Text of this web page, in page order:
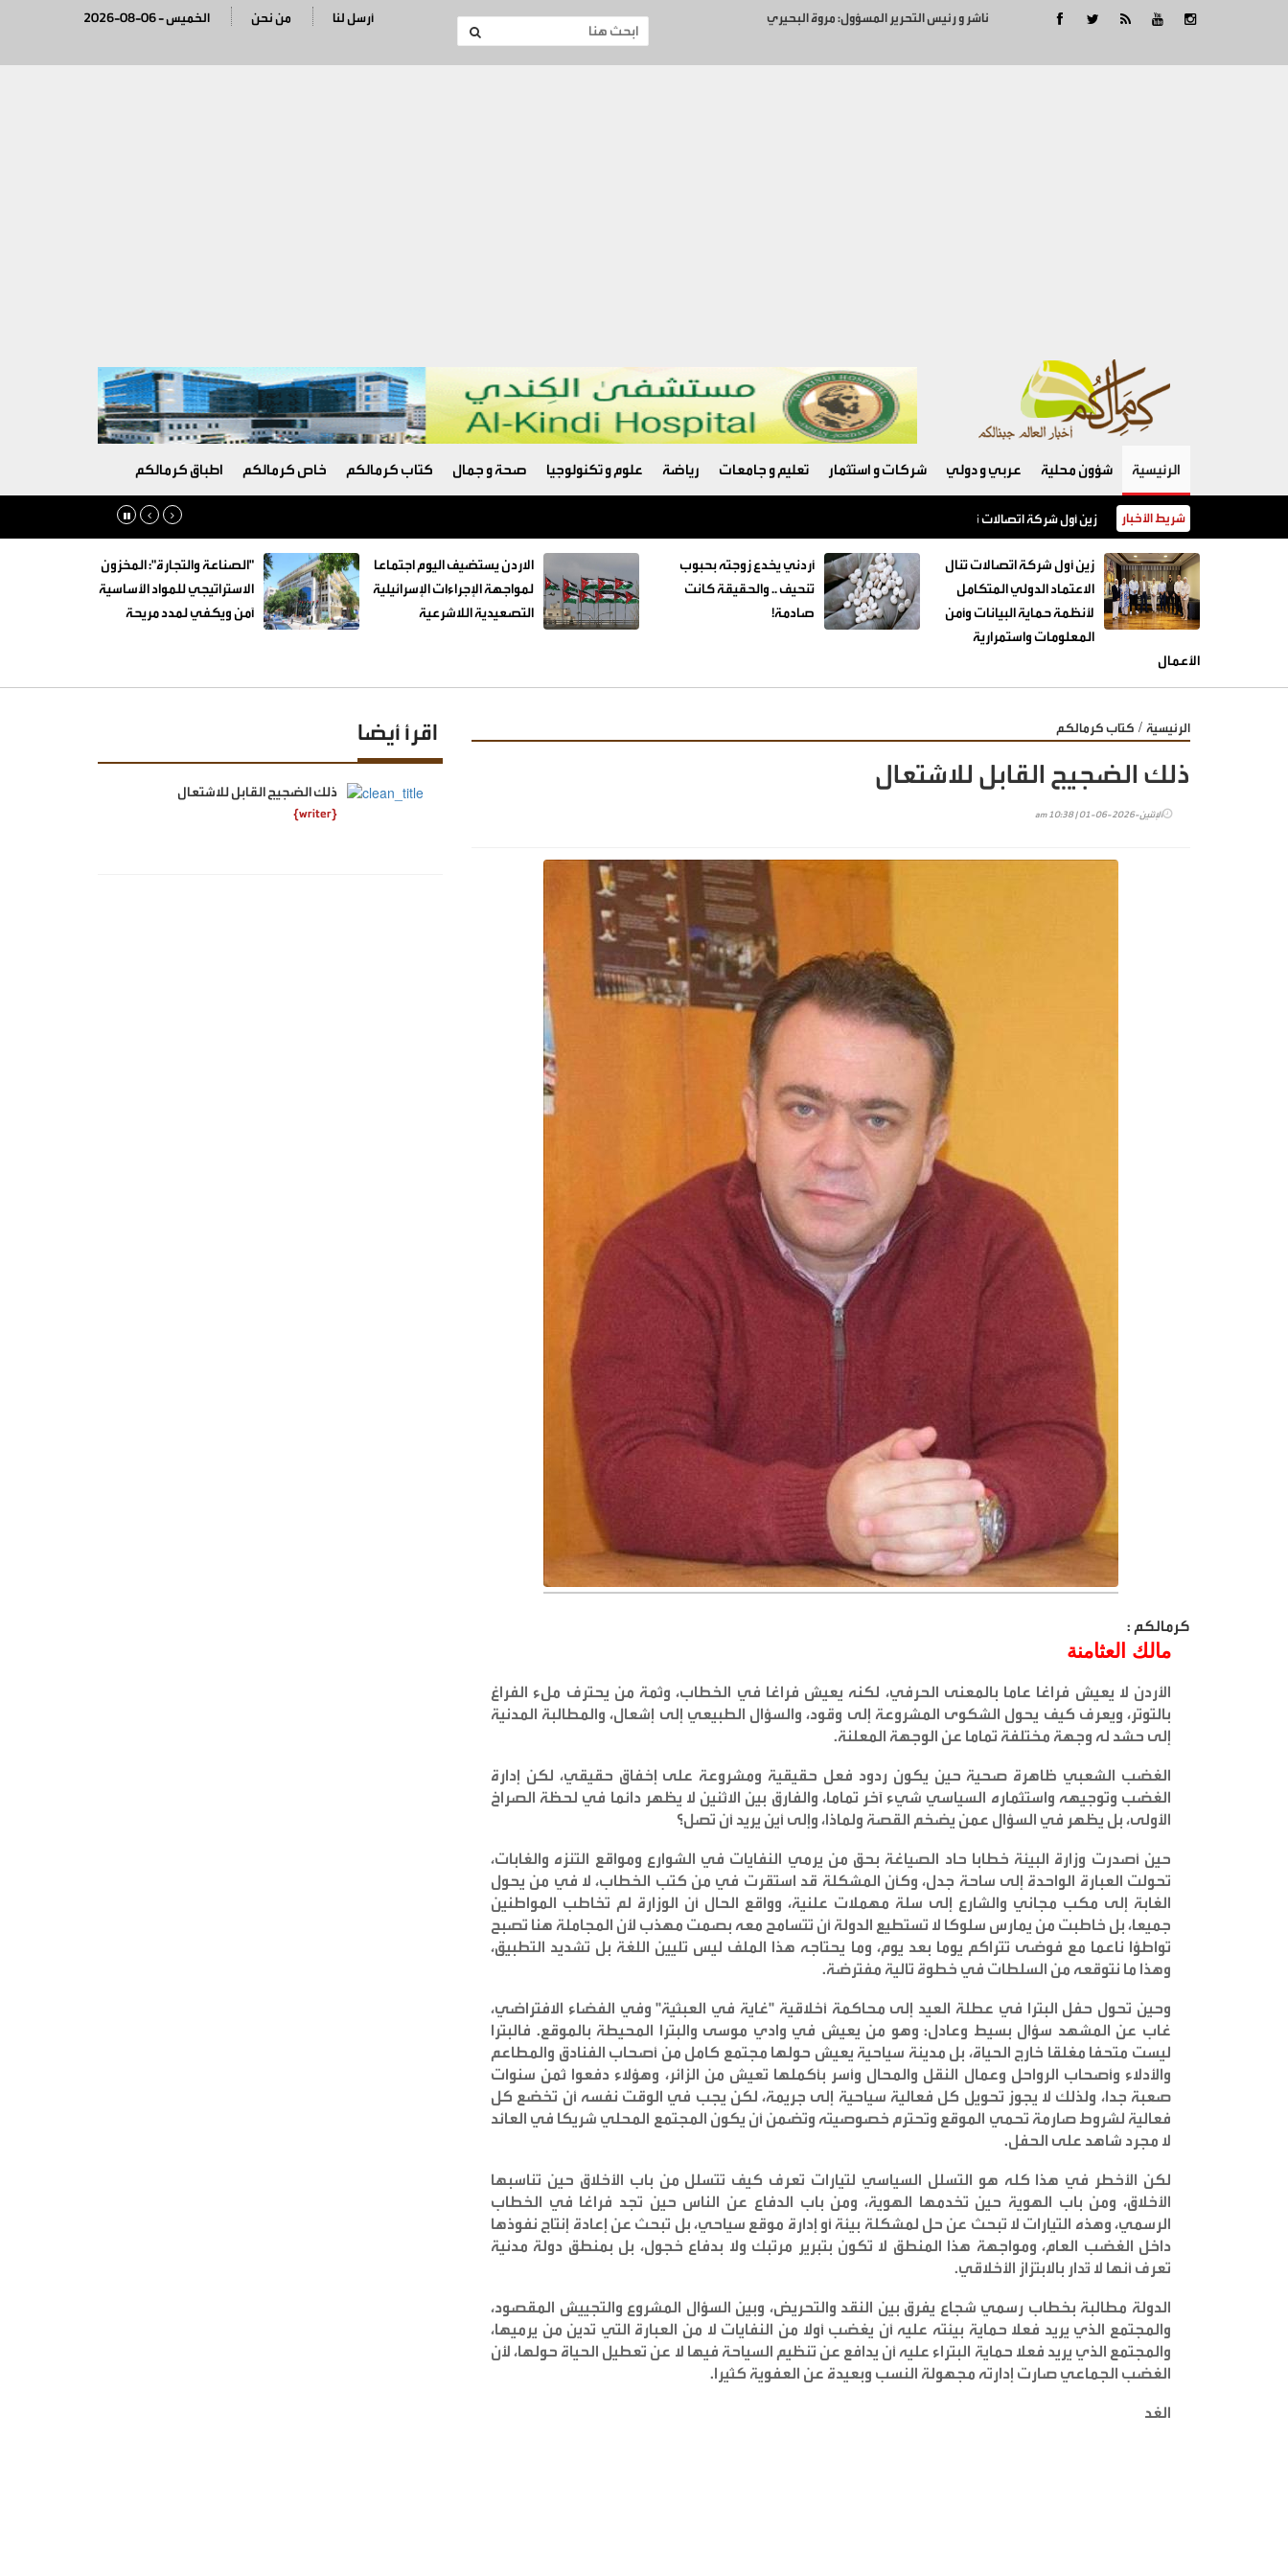
ناشر و رئيس التحرير المسؤول: مروة البحيري 2026-08-06 - الخميس من نحن أرسل لنا
الرئيسية شؤون محلية عربي و دولي شركات و استثمار تعليم و جامعات رياضة علوم و تكنولوجيا صحة و جمال كتاب كرمالكم خاص كرمالكم اطباق كرمالكم
شريط الأخبار زين أول شركة اتصالات تنال الاعتماد الدولي المتكامل لأنظمة حماية البيانات وأمن المعلومات واستمرارية الأعمال
زين أول شركة اتصالات تنال
الاعتماد الدولي المتكامل
لأنظمة حماية البيانات وأمن
المعلومات واستمرارية
الأعمال
أردني يخدع زوجته بحبوب
تنحيف .. والحقيقة كانت
صادمة!
الاردن يستضيف اليوم اجتماعا
لمواجهة الإجراءات الإسرائيلية
التصعيدية اللاشرعية
"الصناعة والتجارة": المخزون
الاستراتيجي للمواد الأساسية
آمن ويكفي لمدد مريحة
الرئيسية / كتاب كرمالكم
ذلك الضجيج القابل للاشتعال
الإثنين-2026-06-01 | 10:38 am
كرمالكم :
مالك العثامنة
الأردن لا يعيش فراغا عاما بالمعنى الحرفي، لكنه يعيش فراغا في الخطاب، وثمة من يحترف ملء الفراغ
بالتوتر، ويعرف كيف يحول الشكوى المشروعة إلى وقود، والسؤال الطبيعي إلى إشعال، والمطالبة المدنية
إلى حشد له وجهة مختلفة تماما عن الوجهة المعلنة.
الغضب الشعبي ظاهرة صحية حين يكون ردود فعل حقيقية ومشروعة على إخفاق حقيقي، لكن إدارة
الغضب وتوجيهه واستثماره السياسي شيء آخر تماما، والفارق بين الاثنين لا يظهر دائما في لحظة الصراخ
الأولى، بل يظهر في السؤال عمن يضخم القصة ولماذا، وإلى أين يريد أن تصل؟
حين أصدرت وزارة البيئة خطابا حاد الصياغة بحق من يرمي النفايات في الشوارع ومواقع التنزه والغابات،
تحولت العبارة الواحدة إلى ساحة جدل، وكأن المشكلة قد استقرت في من كتب الخطاب، لا في من يحول
الغابة إلى مكب مجاني والشارع إلى سلة مهملات علنية، وواقع الحال أن الوزارة لم تخاطب المواطنين
جميعا، بل خاطبت من يمارس سلوكا لا تستطيع الدولة أن تتسامح معه بصمت مهذب لأن المجاملة هنا تصبح
تواطؤا ناعما مع فوضى تتراكم يوما بعد يوم، وما يحتاجه هذا الملف ليس تليين اللغة بل تشديد التطبيق،
وهذا ما نتوقعه من السلطات في خطوة تالية مفترضة.
وحين تحول حفل البترا في عطلة العيد إلى محاكمة أخلاقية "غاية في العبثية" وفي الفضاء الافتراضي،
غاب عن المشهد سؤال بسيط وعادل: وهو من يعيش في وادي موسى والبترا المحيطة بالموقع. فالبترا
ليست متحفا مغلقا خارج الحياة، بل مدينة سياحية يعيش حولها مجتمع كامل من أصحاب الفنادق والمطاعم
والأدلاء وأصحاب الرواحل وعمال النقل والمحال وأسر بأكملها تعيش من الزائر، وهؤلاء دفعوا ثمن سنوات
صعبة جدا، ولذلك لا يجوز تحويل كل فعالية سياحية إلى جريمة، لكن يجب في الوقت نفسه أن تخضع كل
فعالية لشروط صارمة تحمي الموقع وتحترم خصوصيته وتضمن أن يكون المجتمع المحلي شريكا في العائد
لا مجرد شاهد على الحفل.
لكن الأخطر في هذا كله هو التسلل السياسي لتيارات تعرف كيف تتسلل من باب الأخلاق حين تناسبها
الأخلاق، ومن باب الهوية حين تخدمها الهوية، ومن باب الدفاع عن الناس حين تجد فراغا في الخطاب
الرسمي، وهذه التيارات لا تبحث عن حل لمشكلة بيئة أو إدارة موقع سياحي، بل تبحث عن إعادة إنتاج نفوذها
داخل الغضب العام، ومواجهة هذا المنطق لا تكون بتبرير مرتبك ولا بدفاع خجول، بل بمنطق دولة مدنية
تعرف أنها لا تُدار بالابتزاز الأخلاقي.
الدولة مطالبة بخطاب رسمي شجاع يفرق بين النقد والتحريض، وبين السؤال المشروع والتجييش المقصود،
والمجتمع الذي يريد فعلا حماية بيئته عليه أن يغضب أولا من النفايات لا من العبارة التي تدين من يرميها،
والمجتمع الذي يريد فعلا حماية البتراء عليه أن يدافع عن تنظيم السياحة فيها لا عن تعطيل الحياة حولها، لأن
الغضب الجماعي صارت إدارته مجهولة النسب وبعيدة عن العفوية كثيرا.
الغد
اقرأ أيضا
ذلك الضجيج القابل للاشتعال
{writer}